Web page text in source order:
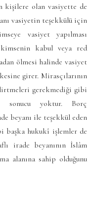
kişilere olan vasiyette de
vasiyetin teşekkülü için
vasiyet yapılması
kabul veya red
ölmesi halinde vasiyet
girer. Mirasçılarının
gerekmediği gibi
sonucu yoktur. Borç
beyanı ile teşekkül eden
başka hukukî işlemler de
irade beyanının İslâm
alanına sahip olduğunu